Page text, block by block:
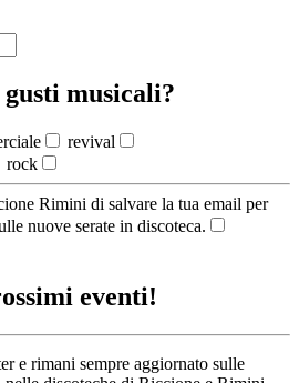
musicali?
revival
rock
Rimini di salvare la tua email per
nuove serate in discoteca.
eventi!
e rimani sempre aggiornato sulle